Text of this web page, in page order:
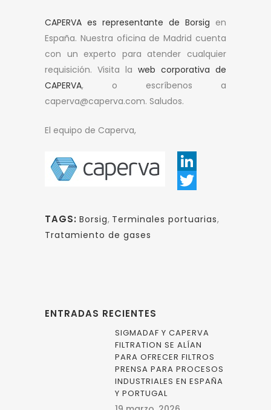
CAPERVA es representante de Borsig en
España. Nuestra oficina de Madrid cuenta
con un experto para atender cualquier
requisición. Visita la web corporativa de
CAPERVA, o escríbenos a
caperva@caperva.com. Saludos.
El equipo de Caperva,
LinkedIn
TAGS: Borsig, Terminales portuarias,
Tratamiento de gases
ENTRADAS RECIENTES
SIGMADAF Y CAPERVA
FILTRATION SE ALÍAN
PARA OFRECER FILTROS
PRENSA PARA PROCESOS
INDUSTRIALES EN ESPAÑA
Y PORTUGAL